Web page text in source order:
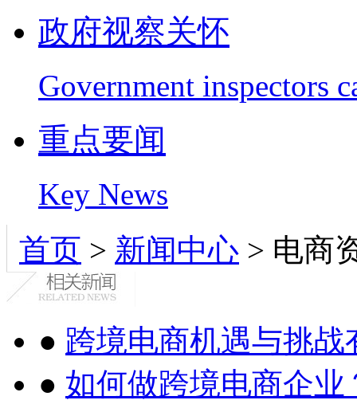
政府视察关怀
Government inspectors
重点要闻
Key News
首页 > 新闻中心 > 电商
● 跨境电商机遇与挑战
● 如何做跨境电商企